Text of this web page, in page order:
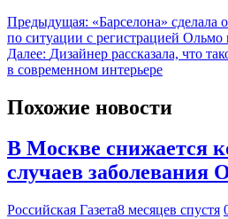
Предыдущая: «Барселона» сделала
по ситуации с регистрацией Ольмо
Далее: Дизайнер рассказала, что
в современном интерьере
Похожие новости
В Москве снижается
случаев
Российская Газета8 месяцев спустя